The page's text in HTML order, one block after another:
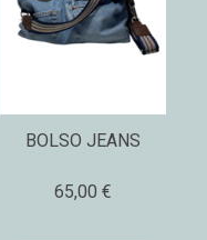
BOLSO JEANS
65,00 €